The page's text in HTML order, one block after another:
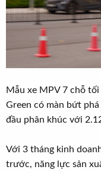
Mẫu xe MPV 7 chỗ
Green có màn bứt
đầu phân khúc với
Với 3 tháng kinh
trước, năng lực sản